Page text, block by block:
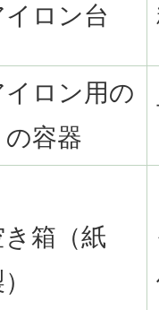
イロン台
イロン用の
の容器
き箱（紙